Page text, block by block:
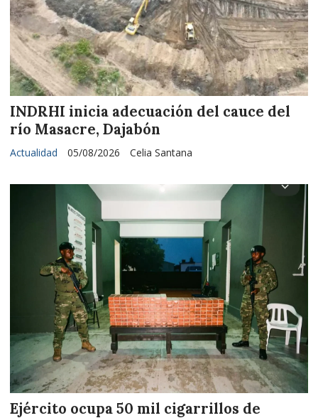
INDRHI inicia adecuación del cauce del
río Masacre, Dajabón
Celia Santana
Actualidad 05/08/2026
Ejército ocupa 50 mil cigarrillos de